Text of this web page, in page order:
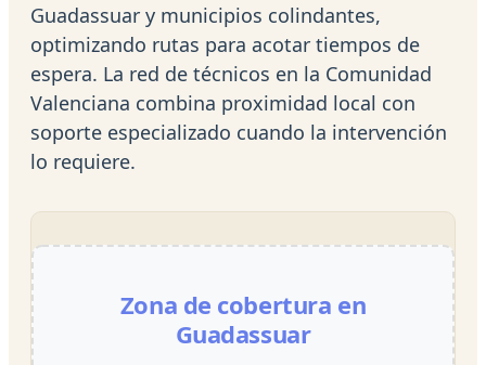
Guadassuar y municipios colindantes,
optimizando rutas para acotar tiempos de
espera. La red de técnicos en la Comunidad
Valenciana combina proximidad local con
soporte especializado cuando la intervención
lo requiere.
Zona de cobertura en
Guadassuar